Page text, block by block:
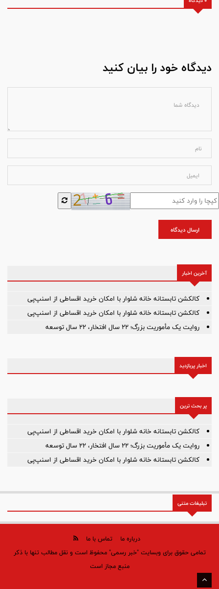
دیدگاه خود را بیان کنید
ارسال دیدگاه
آخرین اخبار
کالکشن تابستانه خانه شلوار با امکان خرید اقساطی از اسنپ‌پی
کالکشن تابستانه خانه شلوار با امکان خرید اقساطی از اسنپ‌پی
روایت یک مأموریت بزرگ؛ ۲۲ سال افتخار، ۲۲ سال توسعه
اخبار پربازدید
پر بحث ترین
کالکشن تابستانه خانه شلوار با امکان خرید اقساطی از اسنپ‌پی
روایت یک مأموریت بزرگ؛ ۲۲ سال افتخار، ۲۲ سال توسعه
کالکشن تابستانه خانه شلوار با امکان خرید اقساطی از اسنپ‌پی
تبلیغات متنی
درباره ما
تماس با ما
تمامی حقوق برای وبسایت "خبر رسمی" محفوظ است و نقل مطالب تنها با ذکر
منبع مجاز است